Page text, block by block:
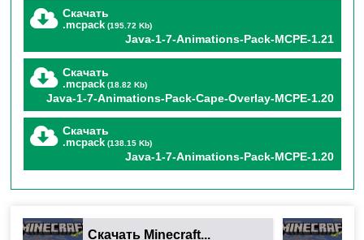
Эффекты, от которых
захватывает дух
Броня краснеетпри получении урона (можно
менять цвет!).
подсветки.
Частицы критического урона
для снежков, яиц
Скачать
.mcpack (195.72 Kb)
Java-1-7-Animations-Pack-MCPE-1.21
Скачать
.mcpack (18.82 Kb)
Java-1-7-Animations-Pack-Cape-Overlay-MCPE-1.20
Скачать
.mcpack (138.15 Kb)
Java-1-7-Animations-Pack-MCPE-1.20
Скачать Minecraft...